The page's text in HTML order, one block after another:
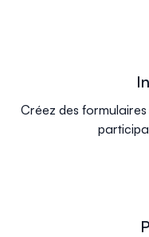
Créez des formulaires